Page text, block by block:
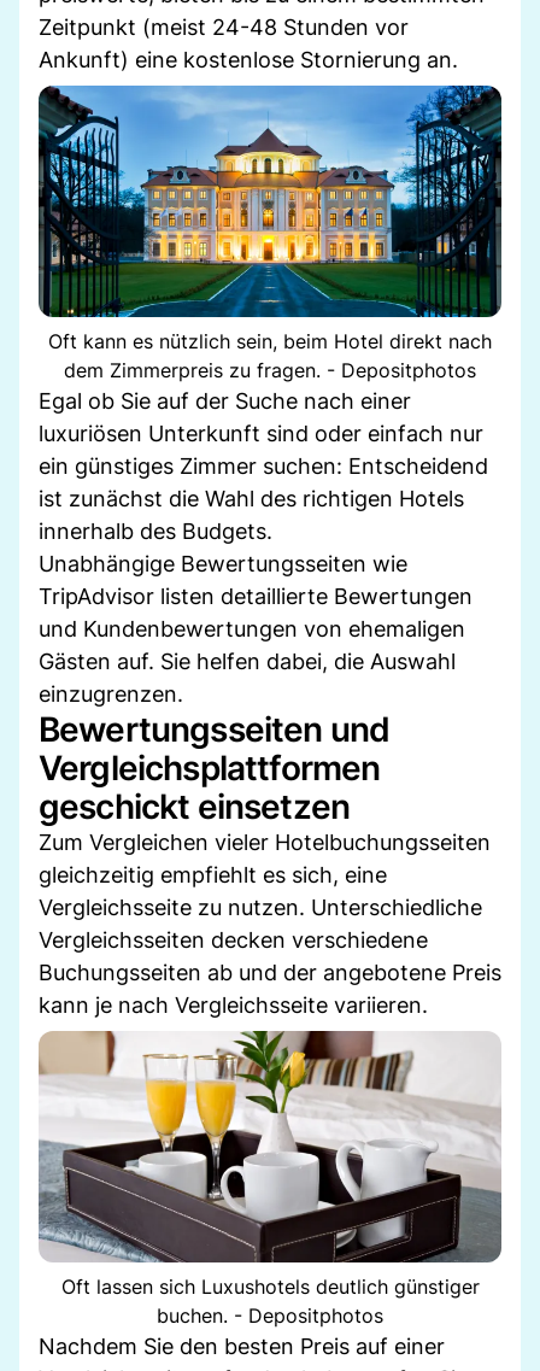
Zeitpunkt (meist 24-48 Stunden vor
Ankunft) eine kostenlose Stornierung an.
Oft kann es nützlich sein, beim Hotel direkt nach
dem Zimmerpreis zu fragen. - Depositphotos
Egal ob Sie auf der Suche nach einer
luxuriösen Unterkunft sind oder einfach nur
ein günstiges Zimmer suchen: Entscheidend
ist zunächst die Wahl des richtigen Hotels
innerhalb des Budgets.
Unabhängige Bewertungsseiten wie
TripAdvisor listen detaillierte Bewertungen
und Kundenbewertungen von ehemaligen
Gästen auf. Sie helfen dabei, die Auswahl
einzugrenzen.
Bewertungsseiten und
Vergleichsplattformen
geschickt einsetzen
Zum Vergleichen vieler Hotelbuchungsseiten
gleichzeitig empfiehlt es sich, eine
Vergleichsseite zu nutzen. Unterschiedliche
Vergleichsseiten decken verschiedene
Buchungsseiten ab und der angebotene Preis
kann je nach Vergleichsseite variieren.
Oft lassen sich Luxushotels deutlich günstiger
buchen. - Depositphotos
Nachdem Sie den besten Preis auf einer